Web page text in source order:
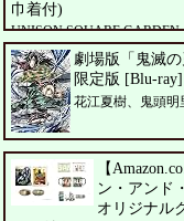
巾着付)
UNISON SQUARE GARDEN
劇場版「鬼滅
限定版 [Blu-ray]
花江夏樹、鬼頭明
【
ン・アンド
オリジナル